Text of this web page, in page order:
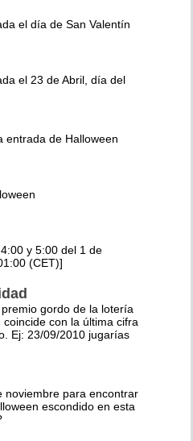
el día de San Valentín
el 23 de Abril, día del
entrada de Halloween
y 5:00 del 1 de
(CET)]
gordo de la lotería
con la última cifra
Ej: 23/09/2010 jugarías
noviembre para encontrar
escondido en esta